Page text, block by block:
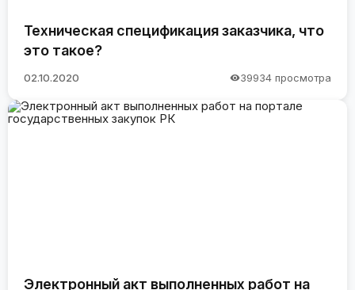
Техническая спецификация заказчика, что
это такое?
02.10.2020 39934 просмотра
Электронный акт выполненных работ на